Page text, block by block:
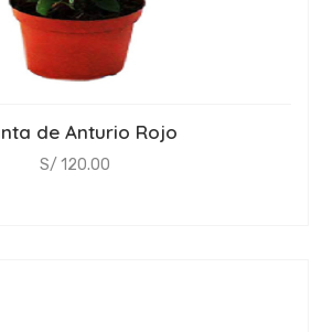
de Anturio Rojo
S/ 120.00